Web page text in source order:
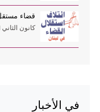
قضاء
كانون الثاني 11, 2023
في الأخبار